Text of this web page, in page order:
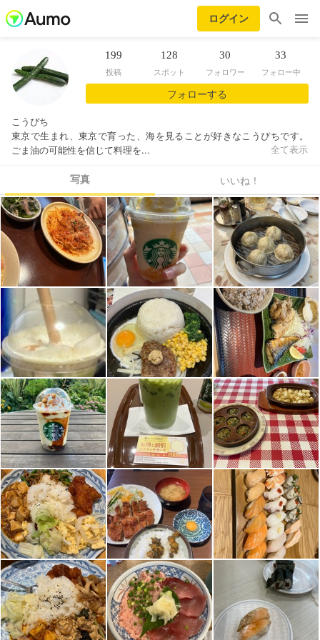
ログイン
199
投稿
128
スポット
30
フォロワー
33
フォロー中
フォローする
こうぴち
東京で生まれ、東京で育った、海を見ることが好きなこうぴちです。
ごま油の可能性を信じて料理を...
全て表示
写真 いいね！